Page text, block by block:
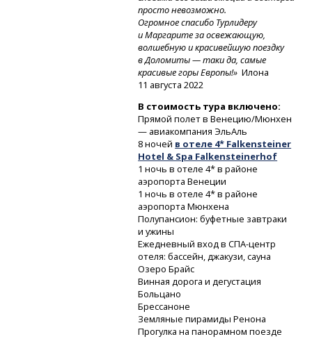
просто невозможно.
Огромное спасибо Турлидеру
и Маргарите за освежающую,
волшебную и красивейшую поездку
в Доломиты — таки да, самые
красивые горы Европы!» Илона
11 августа 2022
В стоимость тура включено:
Прямой полет в Венецию/Мюнхен
— авиакомпания ЭльАль
8 ночей в отеле 4* Falkensteiner
Hotel & Spa Falkensteinerhof
1 ночь в отеле 4* в районе
аэропорта Венеции
1 ночь в отеле 4* в районе
аэропорта Мюнхена
Полупансион: буфетные завтраки
и ужины
Ежедневный входв СПА-центр
отеля: бассейн, джакузи, сауна
Озеро Брайс
Винная дорога и дегустация
Больцано
Брессаноне
Земляные пирамиды Ренона
Прогулка на панорамном поезде